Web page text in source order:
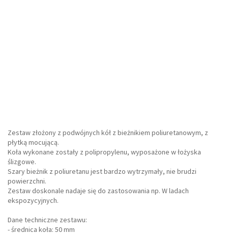
Zestaw złożony z podwójnych kół z bieżnikiem poliuretanowym, z
płytką mocującą.
Koła wykonane zostały z polipropylenu, wyposażone w łożyska
ślizgowe.
Szary bieżnik z poliuretanu jest bardzo wytrzymały, nie brudzi
powierzchni.
Zestaw doskonale nadaje się do zastosowania np. W ladach
ekspozycyjnych.
Dane techniczne zestawu:
- średnica koła: 50 mm